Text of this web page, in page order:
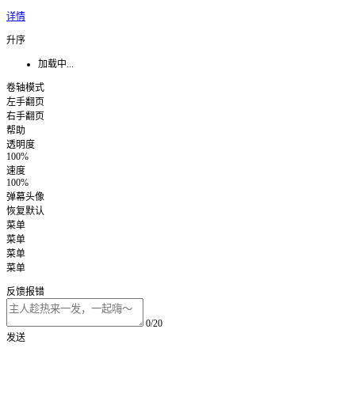
详情
升序
加载中...
卷轴模式
左手翻页
右手翻页
帮助
透明度
100%
速度
100%
弹幕头像
恢复默认
菜单
菜单
菜单
菜单
反馈报错
0/20
发送